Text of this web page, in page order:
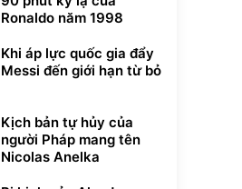
Ronaldo năm 1998
Khi áp lực quốc gia đẩy
Messi đến giới hạn từ bỏ
Kịch bản tự hủy của
người Pháp mang tên
Nicolas Anelka